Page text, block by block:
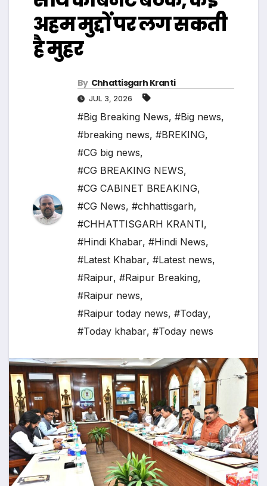
अहम मुद्दों पर लग सकती
है मुहर
By Chhattisgarh Kranti
JUL 3, 2026
#Big Breaking News, #Big news,
#breaking news, #BREKING,
#CG big news,
#CG BREAKING NEWS,
#CG CABINET BREAKING,
#CG News, #chhattisgarh,
#CHHATTISGARH KRANTI,
#Hindi Khabar, #Hindi News,
#Latest Khabar, #Latest news,
#Raipur, #Raipur Breaking,
#Raipur news,
#Raipur today news, #Today,
#Today khabar, #Today news